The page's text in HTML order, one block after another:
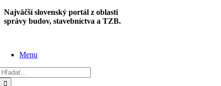
Skip
to
Najväčší slovenský portál z oblasti
správy budov, stavebníctva a TZB.
Menu